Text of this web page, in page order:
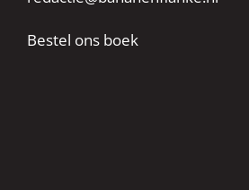
Bestel ons boek